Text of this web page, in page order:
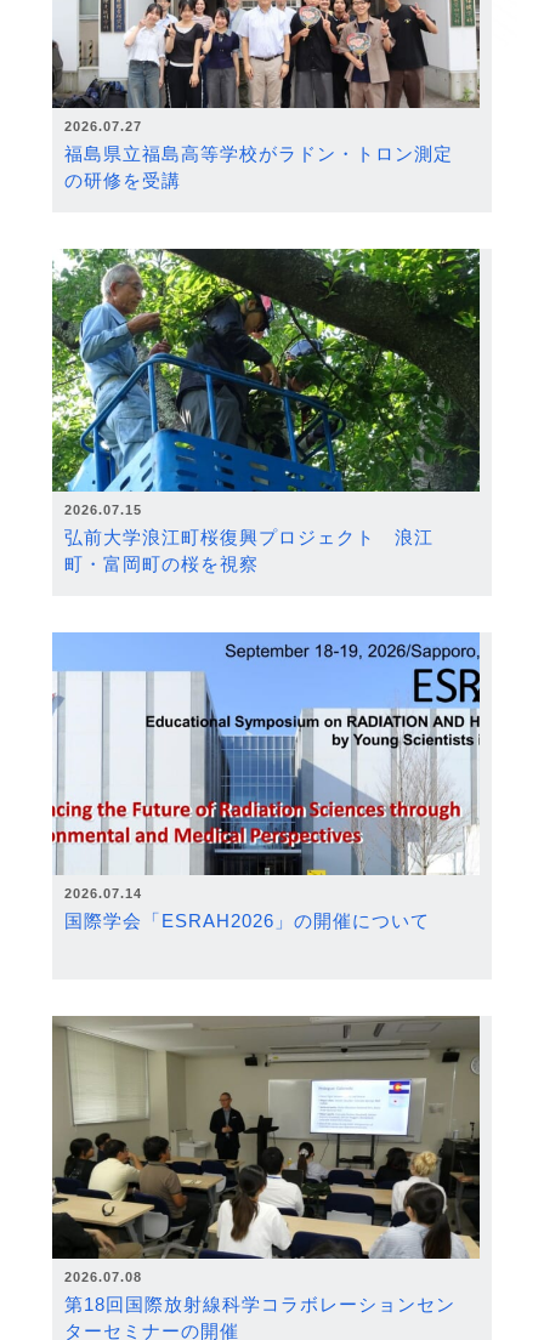
2026.07.27
福島県立福島高等学校がラドン・トロン測定
の研修を受講
2026.07.15
弘前大学浪江町桜復興プロジェクト 浪江
町・富岡町の桜を視察
2026.07.14
国際学会「ESRAH2026」の開催について
2026.07.08
第18回国際放射線科学コラボレーションセン
ターセミナーの開催